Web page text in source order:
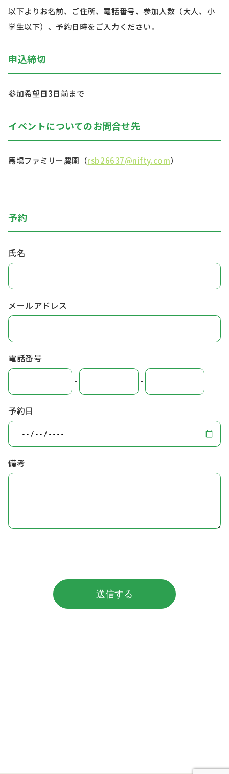
以下よりお名前、ご住所、電話番号、参加人数（大人、小
学生以下）、予約日時をご入力ください。
申込締切
参加希望日3日前まで
イベントについてのお問合せ先
馬場ファミリー農園（rsb26637@nifty.com）
予約
氏名
メールアドレス
電話番号
- -
予約日
備考